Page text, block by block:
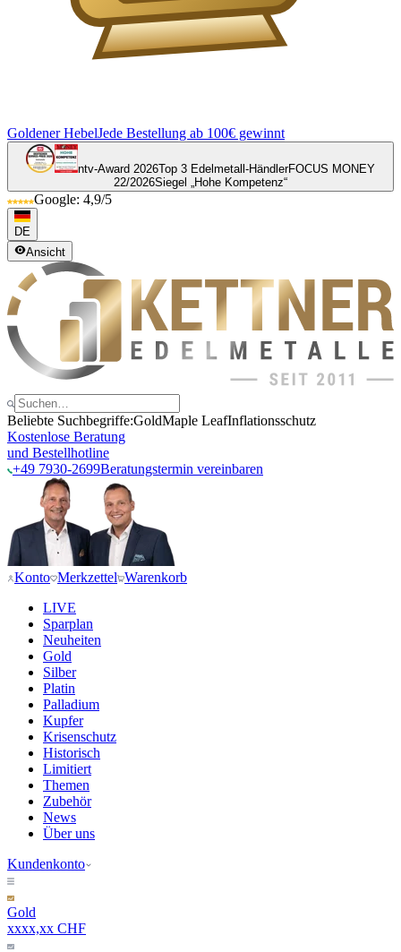
Goldener HebelJede Bestellung ab 100€ gewinnt
ntv-Award 2026Top 3 Edelmetall-HändlerFOCUS MONEY
22/2026Siegel „Hohe Kompetenz“
Google: 4,9/5
DE
Ansicht
Beliebte Suchbegriffe:GoldMaple LeafInflationsschutz
Kostenlose Beratung
und Bestellhotline
+49 7930-2699Beratungstermin vereinbaren
Konto Merkzettel Warenkorb
LIVE
Sparplan
Neuheiten
Gold
Silber
Platin
Palladium
Kupfer
Krisenschutz
Historisch
Limitiert
Themen
Zubehör
News
Über uns
Kundenkonto
Gold
xxxx,xx CHF